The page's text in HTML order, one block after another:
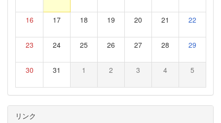
16 17 18 19 20 21 22
23 24 25 26 27 28 29
30 31 1 2 3 4 5
リンク